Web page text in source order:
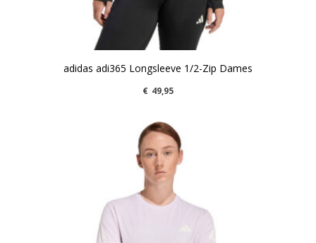
adidas adi365 Longsleeve 1/2-Zip Dames
€ 49,95